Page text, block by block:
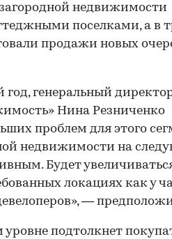
недвижимости
поселками, а в
продажи новых
год, генеральный
Нина Резниченко
проблем для этого
недвижимости на
Будет
локациях как у
—
подтолкнет